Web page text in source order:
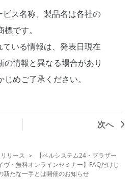
ス名称、製品名は各社の
です。
いる情報は、発表日現在
の情報と異なる場合があり
めご了承ください。
次へ
リース >
【ベルシステム24・ブラザー
・無料オンラインセミナー】FAQだけじ
新たな一手とは開催のお知らせ